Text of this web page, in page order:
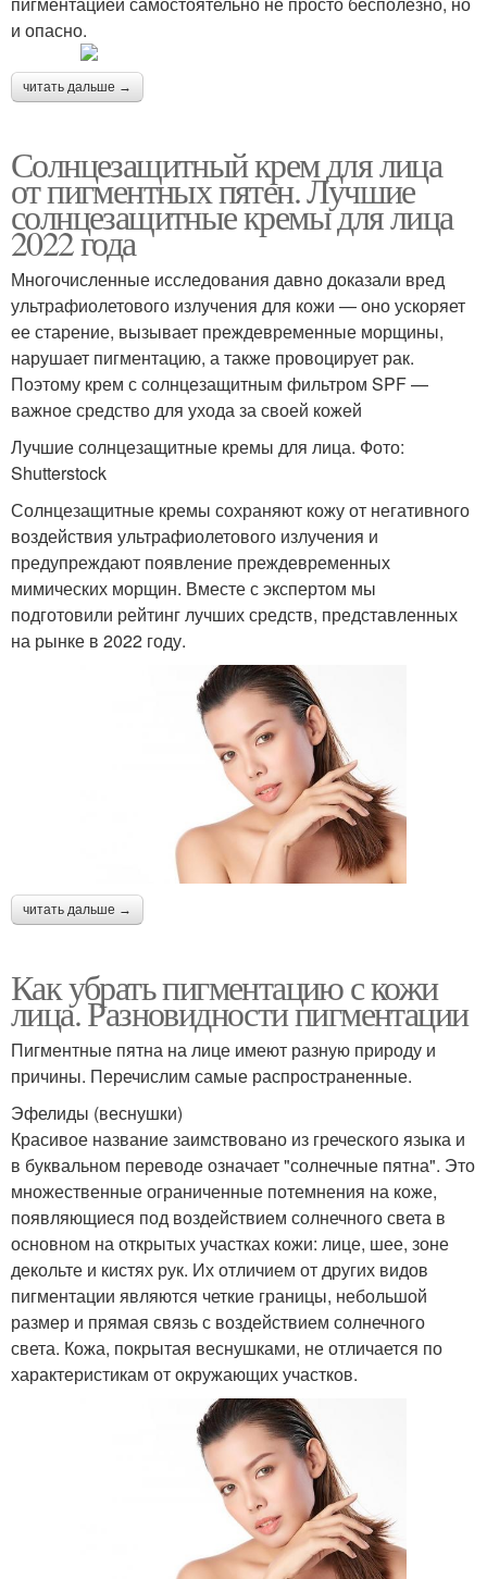
и опасно.
читать дальше →
Солнцезащитный крем для лица
от пигментных пятен. Лучшие
солнцезащитные кремы для лица
2022 года
Многочисленные исследования давно доказали вред
ультрафиолетового излучения для кожи — оно ускоряет
ее старение, вызывает преждевременные морщины,
нарушает пигментацию, а также провоцирует рак.
Поэтому крем с солнцезащитным фильтром SPF —
важное средство для ухода за своей кожей
Лучшие солнцезащитные кремы для лица. Фото:
Shutterstock
Солнцезащитные кремы сохраняют кожу от негативного
воздействия ультрафиолетового излучения и
предупреждают появление преждевременных
мимических морщин. Вместе с экспертом мы
подготовили рейтинг лучших средств, представленных
на рынке в 2022 году.
читать дальше →
Как убрать пигментацию с кожи
лица. Разновидности пигментации
Пигментные пятна на лице имеют разную природу и
причины. Перечислим самые распространенные.
Эфелиды (веснушки)
Красивое название заимствовано из греческого языка и
в буквальном переводе означает "солнечные пятна". Это
множественные ограниченные потемнения на коже,
появляющиеся под воздействием солнечного света в
основном на открытых участках кожи: лице, шее, зоне
декольте и кистях рук. Их отличием от других видов
пигментации являются четкие границы, небольшой
размер и прямая связь с воздействием солнечного
света. Кожа, покрытая веснушками, не отличается по
характеристикам от окружающих участков.